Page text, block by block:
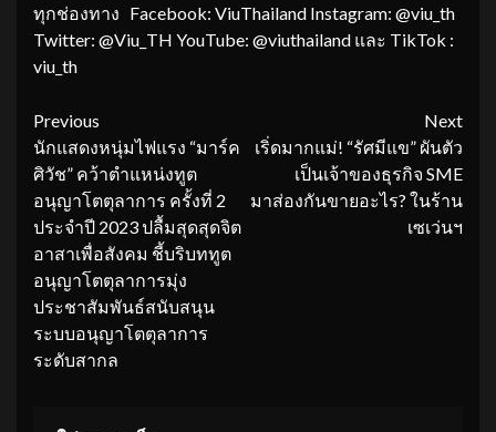
ทุกช่องทาง Facebook: ViuThailand Instagram: @viu_th
Twitter: @Viu_TH YouTube: @viuthailand และ TikTok :
viu_th
Continue
Reading
Previous
นักแสดงหนุ่มไฟแรง “มาร์ค
ศิวัช” คว้าตำแหน่งทูต
อนุญาโตตุลาการ ครั้งที่ 2
ประจำปี 2023 ปลื้มสุดสุดจิต
อาสาเพื่อสังคม ชี้บริบททูต
อนุญาโตตุลาการมุ่ง
ประชาสัมพันธ์สนับสนุน
ระบบอนุญาโตตุลาการ
ระดับสากล
Next
เริ่ดมากแม่! “รัศมีแข” ผันตัว
เป็นเจ้าของธุรกิจ SME
มาส่องกันขายอะไร? ในร้าน
เซเว่นฯ